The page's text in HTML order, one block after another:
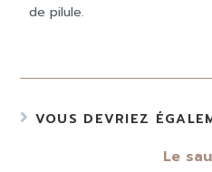
de pilule.
VOUS DEVRIEZ
Le